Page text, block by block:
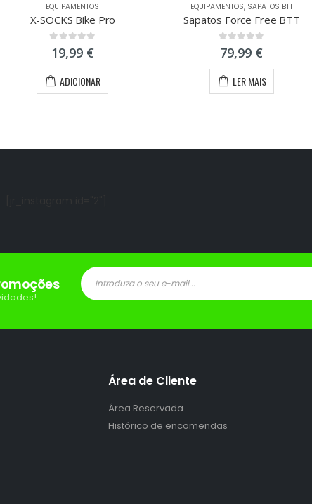
EQUIPAMENTOS
X-SOCKS Bike Pro
0out of 5
19,99 €
ADICIONAR
EQUIPAMENTOS, SAPATOS BTT
Sapatos Force Free BTT
0out of 5
79,99 €
LER MAIS
Área de Cliente
Área Reservada
Histórico de encomendas